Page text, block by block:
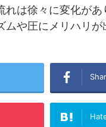
れは徐々に変化があ
ムや圧にメリハリが